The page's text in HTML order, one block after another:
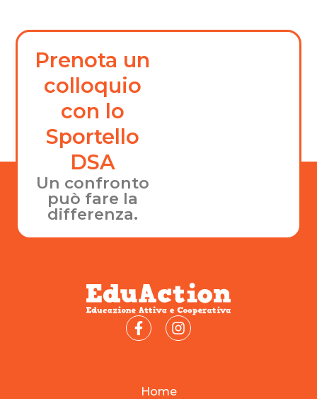
Prenota un
colloquio
con lo
Sportello
DSA
Un confronto
può fare la
differenza.
Home